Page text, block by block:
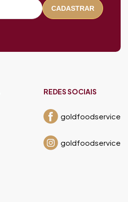
CADASTRAR
REDES SOCIAIS
goldfoodservice
goldfoodservice